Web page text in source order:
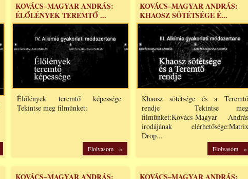
KOVÁCS–MAGYAR ANDRÁS:
ÉLŐLÉNYEK TEREMTŐ ...
Élőlények teremtő képessége
Tekintse meg filmünket:
Elolvasom »
KOVÁCS–MAGYAR ANDRÁS:
KHAOSZ SÖTÉTSÉGE É...
Khaosz sötétsége és a Teremtő
rendje Tekintse meg
filmünket:Kovács-Magyar András
irodájának elérhetősége:Matrix
Drop...
Elolvasom »
KOVÁCS–MAGYAR ANDRÁS:
KOVÁCS–MAGYAR ANDRÁS: